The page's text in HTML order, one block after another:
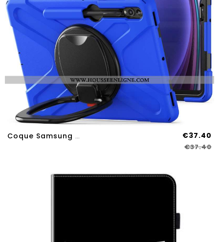
Coque Samsung Galaxy Tab S9 FE Plu /S9 Plus/S8 Plus/S7 Plus/S7 FE Multifonctions Support Rotatif Et €37.40
€37.40